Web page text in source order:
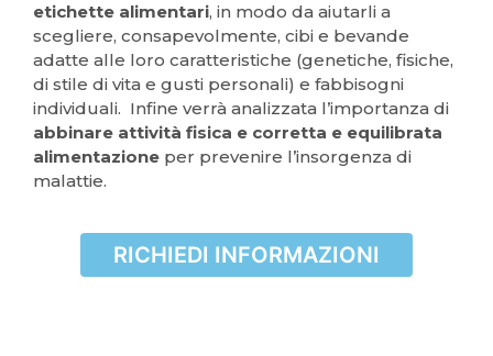
etichette alimentari, in modo da aiutarli a
scegliere, consapevolmente, cibi e bevande
adatte alle loro caratteristiche (genetiche, fisiche,
di stile di vita e gusti personali) e fabbisogni
individuali. Infine verrà analizzata l’importanza di
abbinare attività fisica e corretta e equilibrata
alimentazione per prevenire l’insorgenza di
malattie.
RICHIEDI INFORMAZIONI